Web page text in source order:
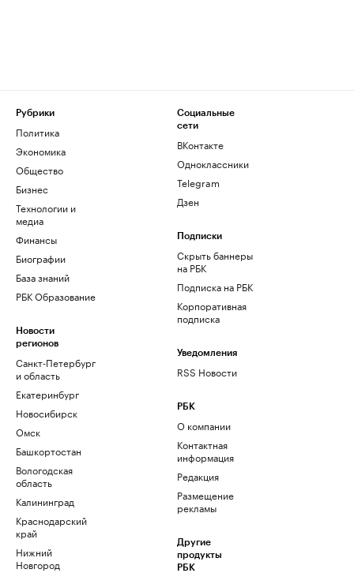
Рубрики
Политика
Экономика
Общество
Бизнес
Технологии и
медиа
Финансы
Биографии
База знаний
РБК Образование
Новости
регионов
Санкт-Петербург
и область
Екатеринбург
Новосибирск
Омск
Башкортостан
Вологодская
область
Калининград
Краснодарский
край
Нижний
Новгород
Социальные
сети
ВКонтакте
Одноклассники
Telegram
Дзен
Подписки
Скрыть баннеры
на РБК
Подписка на РБК
Корпоративная
подписка
Уведомления
RSS Новости
РБК
О компании
Контактная
информация
Редакция
Размещение
рекламы
Другие
продукты
РБК